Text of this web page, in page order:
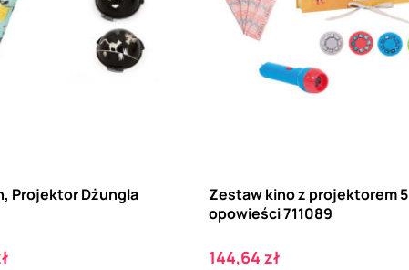
Projektor Dżungla
Zestaw kino z projektorem 5
opowieści 711089
Cena
144,64 zł